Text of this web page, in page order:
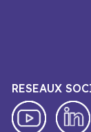
RESEAUX